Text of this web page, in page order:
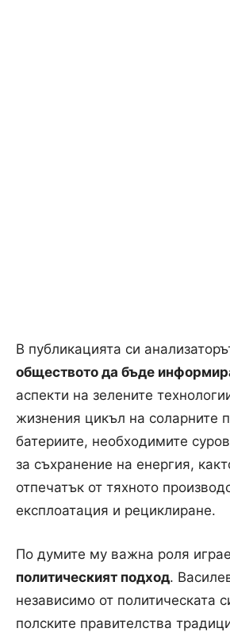
В публикацията си
обществото да бъде
аспекти на зелените
жизнения цикъл на соларните
батериите, необходимите
за съхранение на енергия,
отпечатък от тяхното
експлоатация и рециклиране.
По думите му важна роля играе
политическият подход.
независимо от политическата
полските правителства